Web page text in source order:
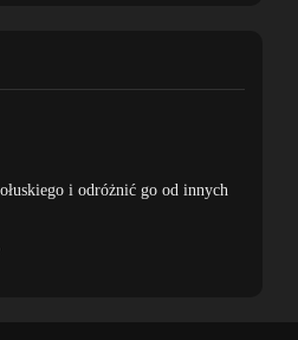
i odróżnić go od innych